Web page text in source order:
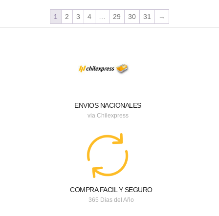
1 2 3 4 29 30 31 →
ENVIOS NACIONALES
via Chilexpress
COMPRA FACIL Y SEGURO
365 Dias del Año